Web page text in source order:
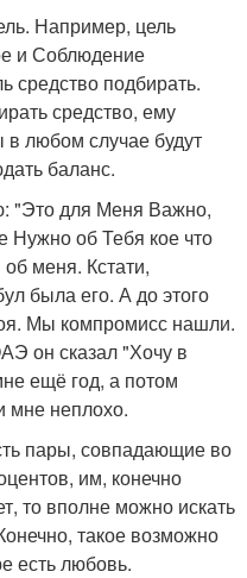
Например, цель
и Соблюдение
средство подбирать.
средство, ему
в любом случае будут
баланс.
"Это для Меня Важно,
Нужно об Тебя кое что
меня. Кстати,
была его. А до этого
Мы компромисс нашли.
он сказал "Хочу в
ещё год, а потом
мне неплохо.
пары, совпадающие во
им, конечно
то вполне можно искать
такое возможно
есть любовь.